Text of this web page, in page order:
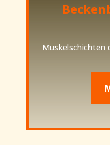
Muskelschichten